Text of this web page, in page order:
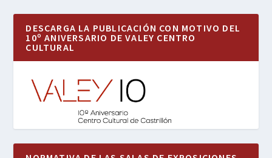
DESCARGA LA PUBLICACIÓN CON MOTIVO DEL
10º ANIVERSARIO DE VALEY CENTRO
CULTURAL